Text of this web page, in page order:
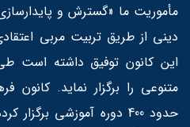
مأموریت ما «گسترش و
دینی از طریق تربیت مربی
متنوعی را برگزار نماید.